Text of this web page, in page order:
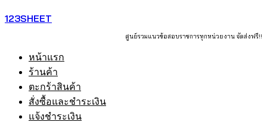
to
123SHEET
ศูนย์รวมแนวข้อสอบราชการทุกหน่วยงาน จัดส่งฟรี!!
หน้าแรก
ร้านค้า
ตะกร้าสินค้า
สั่งซื้อและชำระเงิน
แจ้งชำระเงิน